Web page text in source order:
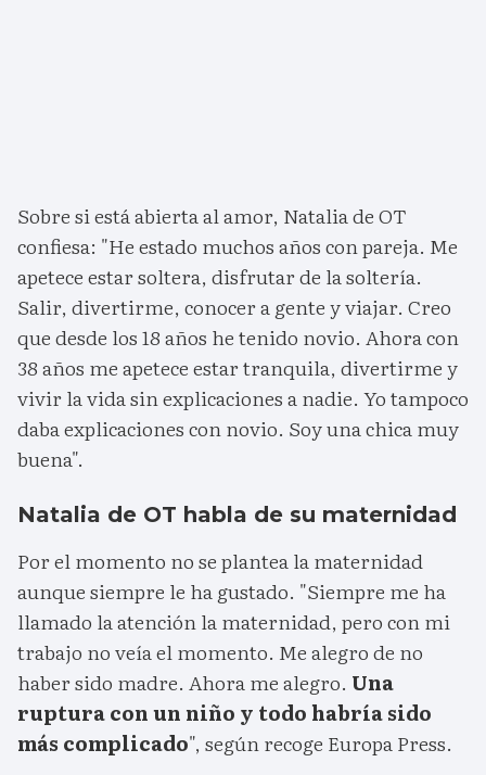
Sobre si está abierta al amor, Natalia de OT
confiesa: "He estado muchos años con pareja. Me
apetece estar soltera, disfrutar de la soltería.
Salir, divertirme, conocer a gente y viajar. Creo
que desde los 18 años he tenido novio. Ahora con
38 años me apetece estar tranquila, divertirme y
vivir la vida sin explicaciones a nadie. Yo tampoco
daba explicaciones con novio. Soy una chica muy
buena".
Natalia de OT habla de su maternidad
Por el momento no se plantea la maternidad
aunque siempre le ha gustado. "Siempre me ha
llamado la atención la maternidad, pero con mi
trabajo no veía el momento. Me alegro de no
haber sido madre. Ahora me alegro. Una
ruptura con un niño y todo habría sido
más complicado", según recoge Europa Press.